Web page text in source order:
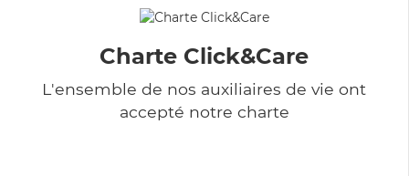
Charte Click&Care
L'ensemble de nos auxiliaires de vie ont
accepté notre charte